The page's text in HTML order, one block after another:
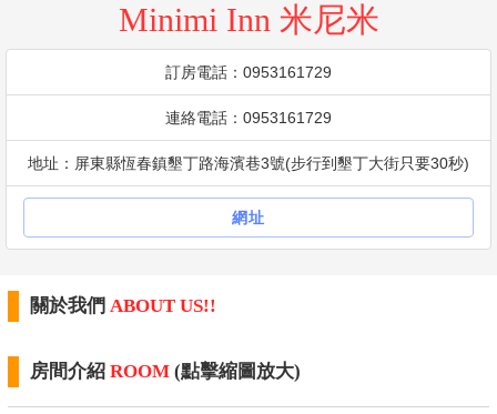
Minimi Inn 米尼米
訂房電話：0953161729
連絡電話：0953161729
地址：屏東縣恆春鎮墾丁路海濱巷3號(步行到墾丁大街只要30秒)
網址
關於我們 ABOUT US!!
房間介紹 ROOM (點擊縮圖放大)